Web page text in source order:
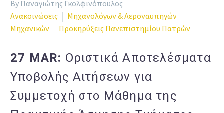
By Παναγιώτης Γκολφινόπουλος
Ανακοινώσεις
Μηχανολόγων & Αεροναυπηγών
Μηχανικών
Προκηρύξεις Πανεπιστημίου Πατρών
27 MAR: Οριστικά Αποτελέσματα
Υποβολής Αιτήσεων για
Συμμετοχή στο Μάθημα της